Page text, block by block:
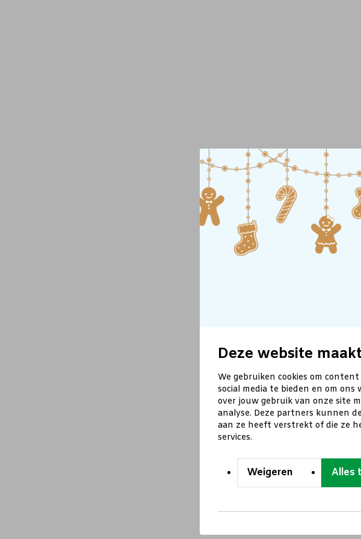
Deze website
We gebruiken cookies om
social media te bieden en om
over jouw gebruik van onze site
analyse. Deze partners kunnen
aan ze heeft verstrekt of die ze
services.
Weigeren Alles